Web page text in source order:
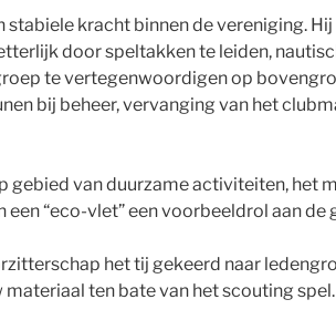
stabiele kracht binnen de vereniging.
door speltakken te leiden,
te vertegenwoordigen op
bij beheer, vervanging van het
van duurzame activiteiten, het
“eco-vlet” een voorbeeldrol aan de
het tij gekeerd naar
ten bate van het scouting spel.